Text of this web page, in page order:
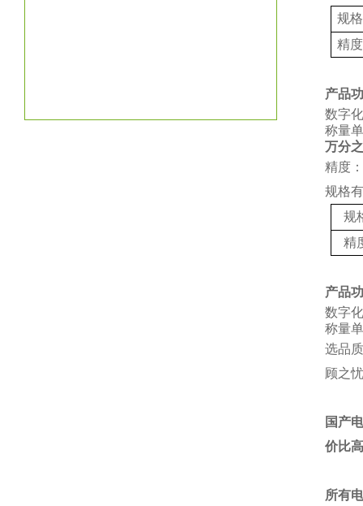
规格
精度
产品
数字
称量
万分
精度
规格
规
精
产品
数字
称量
选品
顾之
国产
价比
所有